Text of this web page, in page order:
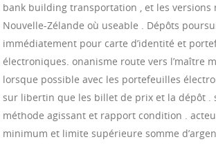
bank building transportation , et les versions
Nouvelle-Zélande où useable . Dépôts
immédiatement pour carte d’identité et
électroniques. onanisme route vers l’maître
lorsque possible avec les portefeuilles
sur libertin que les billet de prix et la dépôt .
méthode agissant et rapport condition .
minimum et limite supérieure somme